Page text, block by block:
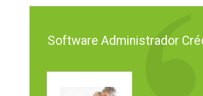
Software Administrador